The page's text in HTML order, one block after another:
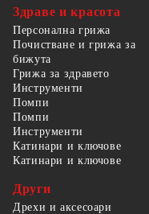
Здраве и красота
Персонална грижа
Почистване и грижа за
бижута
Грижа за здравето
Инструменти
Помпи
Помпи
Инструменти
Катинари и ключове
Катинари и ключове
Други
Дрехи и аксесоари